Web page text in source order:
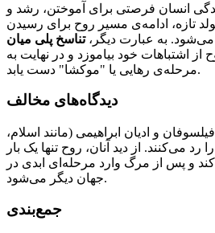
انسان فرصتی برای آموختن، رشد و
تازه، ادامه‌ی مسیر روح برای رسیدن
به عبارت دیگر،تناسخ پلی میان
از اشتباهات خود بیاموزد و در نهایت به
مرحله‌ی رهایی یا "موکشا" دست یابد.
دیدگاه‌های مخالف
و ادیان ابراهیمی (مانند اسلام،
می‌کنند. از دید آنان، روح تنها یک بار
و پس از مرگ وارد مرحله‌ای ابدی در
جهان دیگر می‌شود.
جمع‌بندی